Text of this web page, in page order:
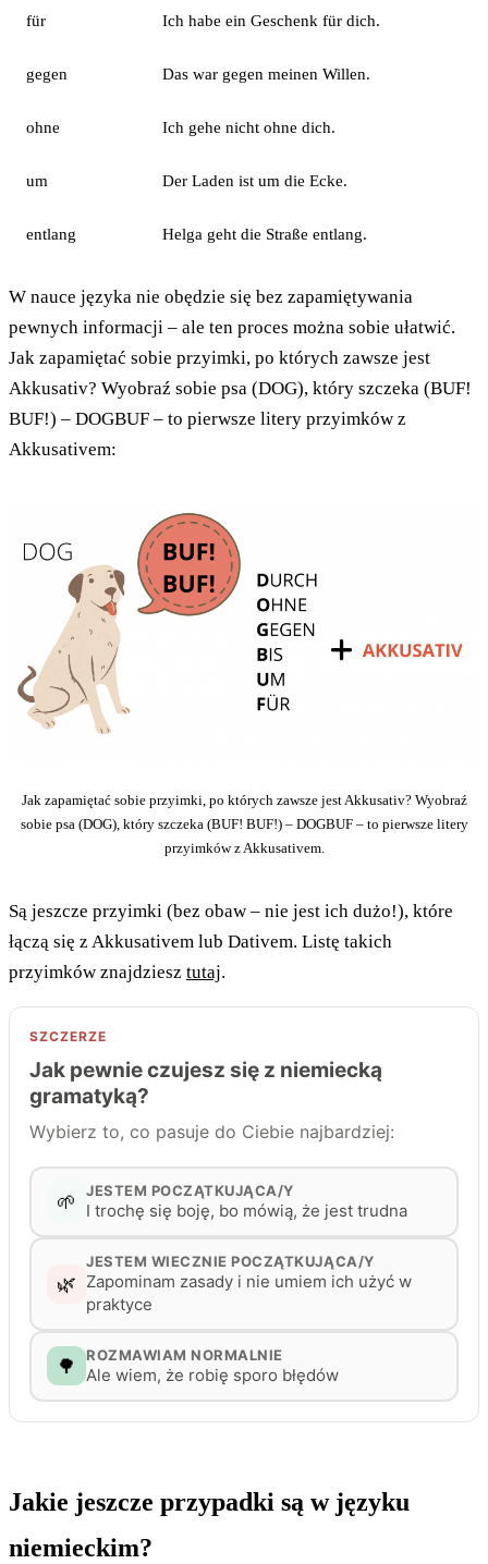
für Ich habe ein Geschenk für dich.
gegen Das war gegen meinen Willen.
ohne Ich gehe nicht ohne dich.
um Der Laden ist um die Ecke.
entlang Helga geht die Straße entlang.
W nauce języka nie obędzie się bez zapamiętywania
pewnych informacji – ale ten proces można sobie ułatwić.
Jak zapamiętać sobie przyimki, po których zawsze jest
Akkusativ? Wyobraź sobie psa (DOG), który szczeka (BUF!
BUF!) – DOGBUF – to pierwsze litery przyimków z
Akkusativem:
Jak zapamiętać sobie przyimki, po których zawsze jest Akkusativ? Wyobraź
sobie psa (DOG), który szczeka (BUF! BUF!) – DOGBUF – to pierwsze litery
przyimków z Akkusativem.
Są jeszcze przyimki (bez obaw – nie jest ich dużo!), które
łączą się z Akkusativem lub Dativem. Listę takich
przyimków znajdziesz tutaj.
Jakie jeszcze przypadki są w języku
niemieckim?